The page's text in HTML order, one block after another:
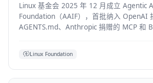
Linux 基金会 2025 年 12 月成立 Agentic
Foundation（AAIF），首批纳入 OpenAI
AGENTS.md、Anthropic 捐赠的 MCP 和
Linux Foundation